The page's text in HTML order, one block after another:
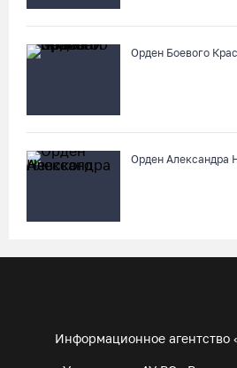
Орден Боевого
Орден Александра
Информационное агентство